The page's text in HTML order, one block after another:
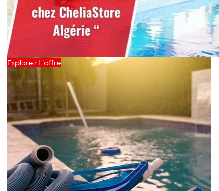
Explorez L’offre